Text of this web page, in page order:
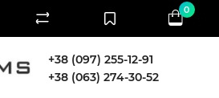
+38 (097) 255-12-91
+38 (063) 274-30-52
0